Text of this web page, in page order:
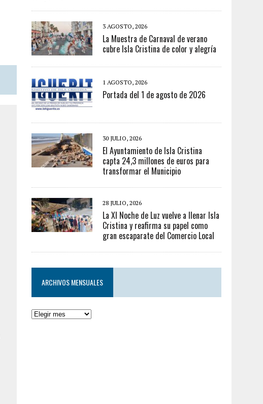
3 AGOSTO, 2026
La Muestra de Carnaval de verano
cubre Isla Cristina de color y alegría
1 AGOSTO, 2026
Portada del 1 de agosto de 2026
30 JULIO, 2026
El Ayuntamiento de Isla Cristina
capta 24,3 millones de euros para
transformar el Municipio
28 JULIO, 2026
La XI Noche de Luz vuelve a llenar Isla
Cristina y reafirma su papel como
gran escaparate del Comercio Local
ARCHIVOS MENSUALES